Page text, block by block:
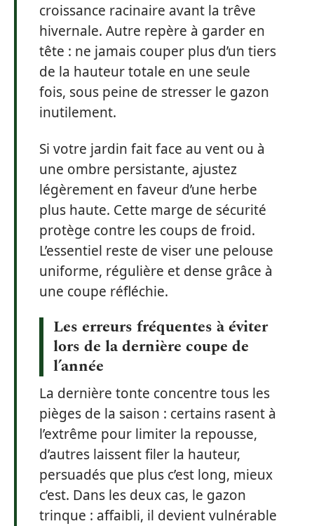
croissance racinaire avant la trêve
hivernale. Autre repère à garder en
tête : ne jamais couper plus d’un tiers
de la hauteur totale en une seule
fois, sous peine de stresser le gazon
inutilement.
Si votre jardin fait face au vent ou à
une ombre persistante, ajustez
légèrement en faveur d’une herbe
plus haute. Cette marge de sécurité
protège contre les coups de froid.
L’essentiel reste de viser une pelouse
uniforme, régulière et dense grâce à
une coupe réfléchie.
Les erreurs fréquentes à éviter
lors de la dernière coupe de
l’année
La dernière tonte concentre tous les
pièges de la saison : certains rasent à
l’extrême pour limiter la repousse,
d’autres laissent filer la hauteur,
persuadés que plus c’est long, mieux
c’est. Dans les deux cas, le gazon
trinque : affaibli, il devient vulnérable